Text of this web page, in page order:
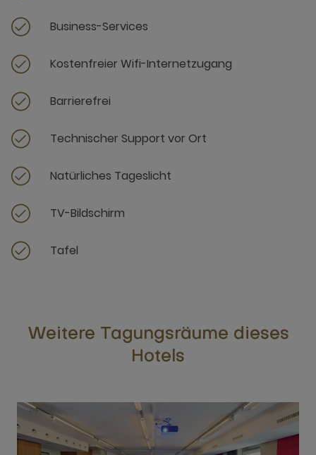
Business-Services
Kostenfreier Wifi-Internetzugang
Barrierefrei
Technischer Support vor Ort
Natürliches Tageslicht
TV-Bildschirm
Tafel
Weitere Tagungsräume dieses
Hotels